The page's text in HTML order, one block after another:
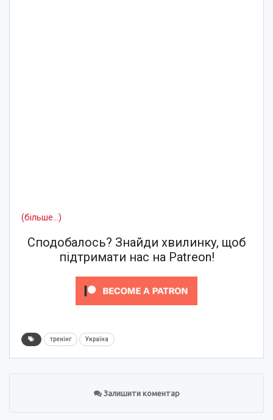
(більше…)
Сподобалось? Знайди хвилинку, щоб
підтримати нас на Patreon!
тренінг Україна
Залишити коментар